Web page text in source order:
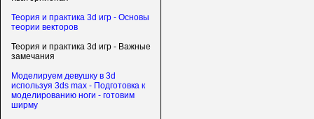
Теория и практика 3d игр - Основы
теории векторов
Теория и практика 3d игр - Важные
замечания
Моделируем девушку в 3d
используя 3ds max - Подготовка к
моделированию ноги - готовим
ширму